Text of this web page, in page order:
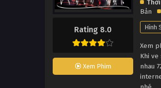
Rating 8.0
Xem Phim
Bản
Hình
Xem
Khi
nhau